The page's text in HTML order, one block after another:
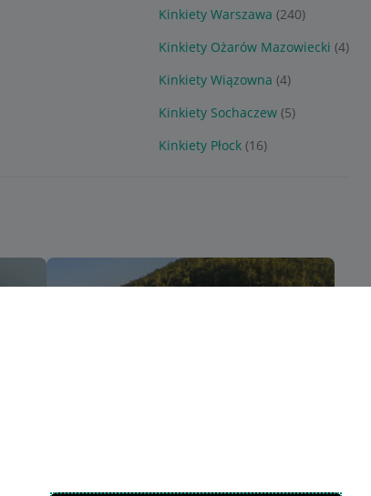
Kinkiety Warszawa (240)
Kinkiety Ożarów Mazowiecki (4)
Kinkiety Wiązowna (4)
Kinkiety Sochaczew (5)
Kinkiety Płock (16)